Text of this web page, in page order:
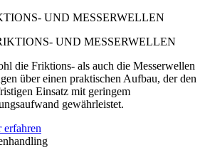
UND MESSERWELLEN
die Friktions- als auch die Messerwellen
über einen praktischen Aufbau, der den
Einsatz mit geringem
gewährleistet.
erfahren